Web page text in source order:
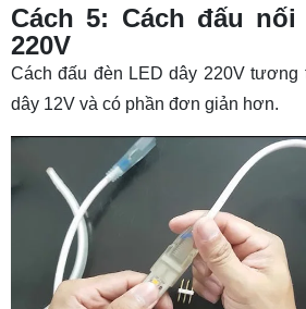
Cách 5: Cách đấu
220V
Cách đấu đèn LED dây 220V
dây 12V và có phần đơn giản hơn.